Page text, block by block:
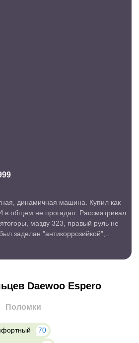
динамичная машина. Купил как
в общем не прогадал. Рассматривал
мазду 323, правый руль не
заделан "антикоррозийкой",
но неплохо. Гнили, дырок не
Daewoo Espero
Поломки
70